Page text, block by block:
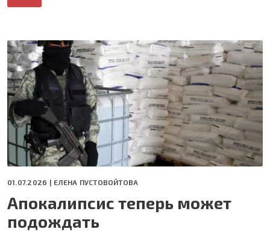
01.07.2026 | ЕЛЕНА ПУСТОВОЙТОВА
Апокалипсис теперь может
подождать